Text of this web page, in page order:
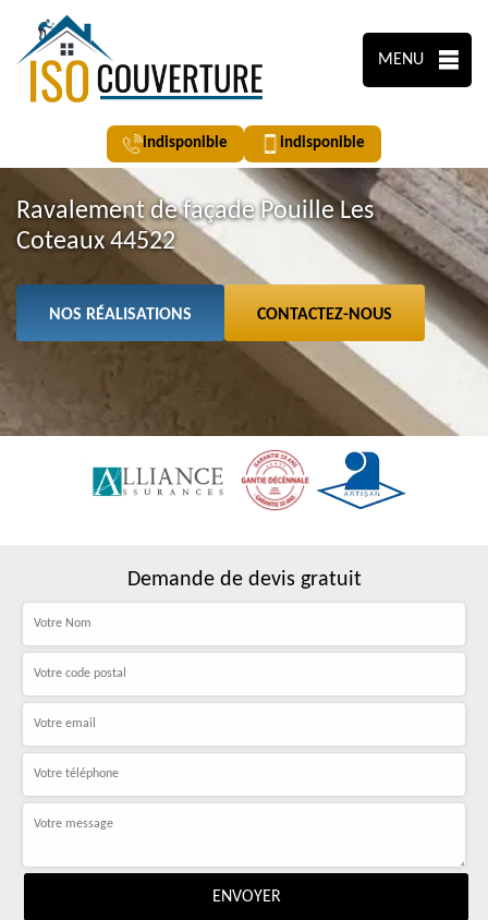
MENU
indisponible indisponible
Ravalement de façade Pouille Les
Coteaux 44522
NOS RÉALISATIONS CONTACTEZ-NOUS
Demande de devis gratuit